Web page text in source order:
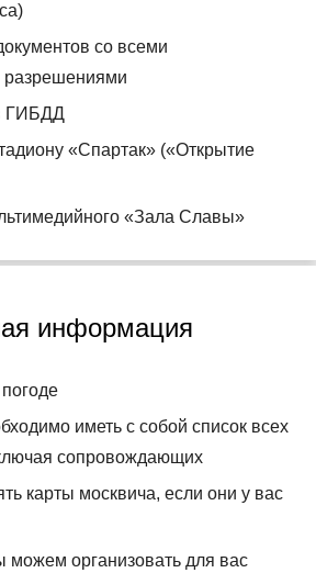
со всеми
ГИБДД
«Спартак» («Открытие
«Зала Славы»
информация
иметь с собой список всех
сопровождающих
карты москвича, если они у вас
организовать для вас